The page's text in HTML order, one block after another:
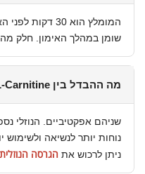
המומלץ הוא
שומן במהלך האימון. חלק
מה ההבדל בין L-Carnitine קפסולות לנוזלי?
נוחות יותר לנשיאה
ניתן לרכוש את הגרסה